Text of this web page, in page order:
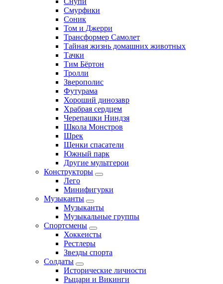
Смурфики
Соник
Том и Джерри
Трансформер Самолет
Тайная жизнь домашних животных
Тачки
Тим Бёртон
Тролли
Зверополис
Футурама
Хороший динозавр
Храбрая сердцем
Черепашки Ниндзя
Школа Монстров
Шрек
Щенки спасатели
Южный парк
Другие мультгерои
Конструкторы
Лего
Минифигурки
Музыканты
Музыканты
Музыкальные группы
Спортсмены
Хоккеисты
Рестлеры
Звезды спорта
Солдаты
Исторические личности
Рыцари и Викинги